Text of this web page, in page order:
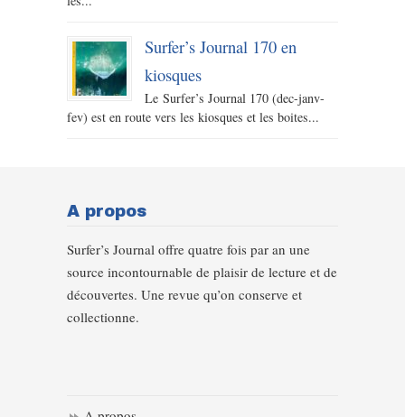
Surfer’s Journal 170 en
kiosques
Le Surfer’s Journal 170 (dec-janv-
fev) est en route vers les kiosques et les boites...
A propos
Surfer’s Journal offre quatre fois par an une
source incontournable de plaisir de lecture et de
découvertes. Une revue qu’on conserve et
collectionne.